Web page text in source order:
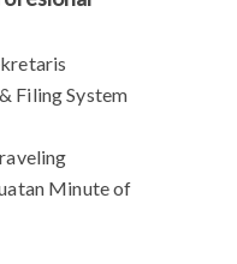
Filing System
Minute of